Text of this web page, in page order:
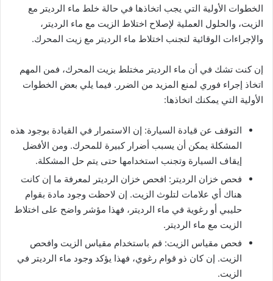
الخطوات الأولية التي يجب اتخاذها في حالة خلط ماء الرديتر مع
الزيت، والحلول العملية لإصلاح اختلاط الزيت مع ماء الرديتر،
والإجراءات الوقائية لتجنب اختلاط ماء الرديتر مع زيت المحرك.
إن كنت تشك في أن ماء الرديتر مختلط بزيت المحرك، فمن المهم
اتخاذ إجراء فوري لمنع المزيد من الضرر. فيما يلي بعض الخطوات
الأولية التي يمكنك اتخاذها:
التوقف عن قيادة السيارة: إن الاستمرار في القيادة بوجود هذه
المشكلة يمكن أن يسبب أضرار كبيرة للمحرك. ومن الأفضل
إيقاف السيارة وتجنب استخدامها حتى يتم حل المشكلة.
فحص خزان الرديتر: افحص خزان الرديتر لمعرفة ما إن كانت
هناك أي علامات لتلوث الزيت. إن لاحظت وجود مادة بقوام
حليبي أو رغوية في ماء الرديتر، فهذا مؤشر واضح على اختلاط
الزيت مع ماء الرديتر.
فحص مقياس الزيت: قم باستخدام مقياس الزيت وافحص
الزيت. إن كان ذو قوام رغوي، فهذا يؤكد وجود ماء الرديتر في
الزيت.